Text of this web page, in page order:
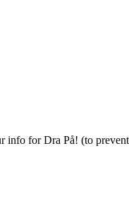
for Dra På! (to